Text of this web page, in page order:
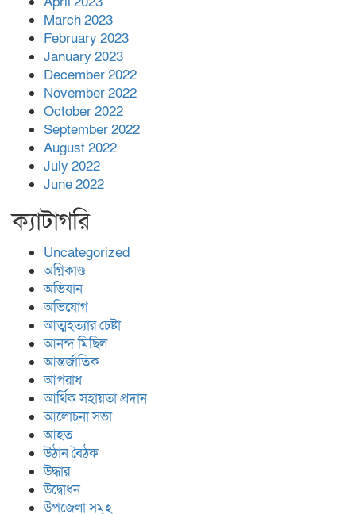
March 2023
February 2023
January 2023
December 2022
November 2022
October 2022
September 2022
August 2022
July 2022
June 2022
ক্যাটাগরি
Uncategorized
অগ্নিকাণ্ড
অভিযান
অভিযোগ
আত্মহত্যার চেষ্টা
আনন্দ মিছিল
আন্তর্জাতিক
আপরাধ
আর্থিক সহায়তা প্রদান
আলোচনা সভা
আহত
উঠান বৈঠক
উদ্ধার
উদ্বোধন
উপজেলা সমূহ